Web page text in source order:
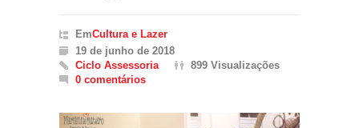
EmCultura e Lazer
19 de junho de 2018
Ciclo Assessoria
899 Visualizações
0 comentários